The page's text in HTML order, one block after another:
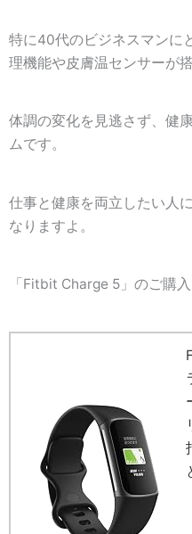
特に40代のビジネスマンに
理機能や皮膚温センサーが
体調の変化を見逃さず、健
ムです。
仕事と健康を両立したい人
なりますよ。
「Fitbit Charge 5」のご購